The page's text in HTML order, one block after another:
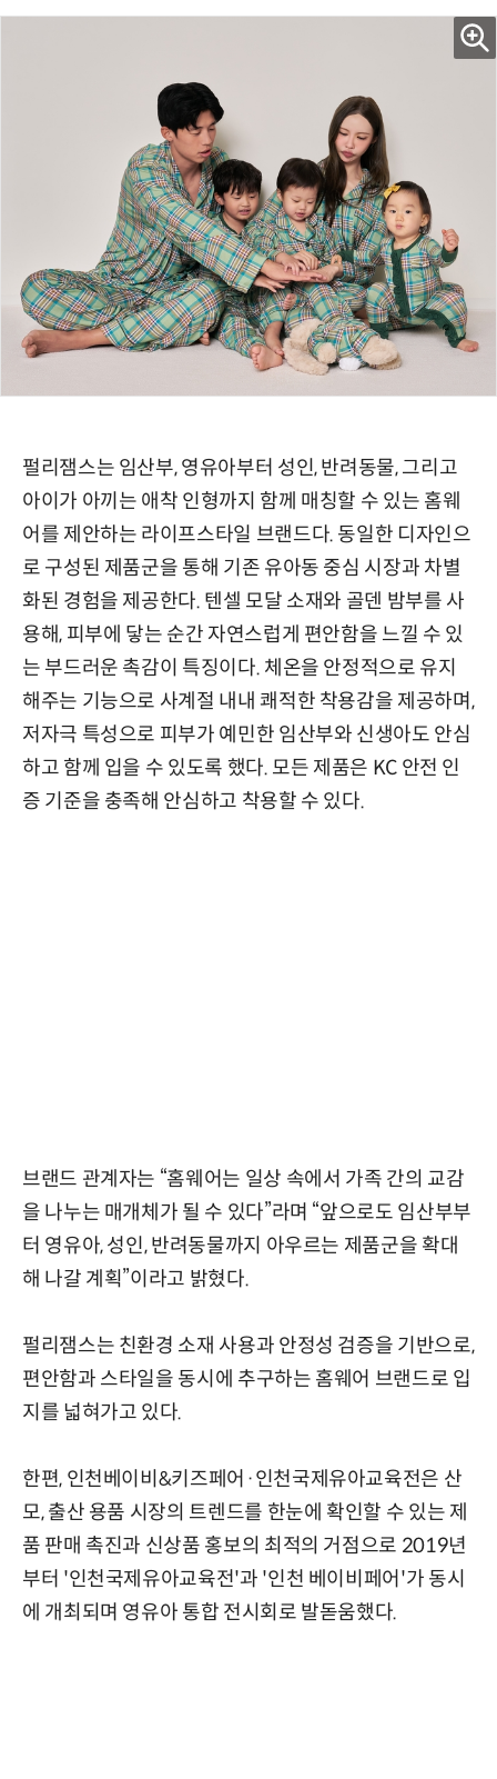
펄리잼스는 임산부, 영유아부터 성인, 반려동물, 그리고
아이가 아끼는 애착 인형까지 함께 매칭할 수 있는 홈웨
어를 제안하는 라이프스타일 브랜드다. 동일한 디자인으
로 구성된 제품군을 통해 기존 유아동 중심 시장과 차별
화된 경험을 제공한다. 텐셀 모달 소재와 골덴 밤부를 사
용해, 피부에 닿는 순간 자연스럽게 편안함을 느낄 수 있
는 부드러운 촉감이 특징이다. 체온을 안정적으로 유지
해주는 기능으로 사계절 내내 쾌적한 착용감을 제공하며,
저자극 특성으로 피부가 예민한 임산부와 신생아도 안심
하고 함께 입을 수 있도록 했다. 모든 제품은 KC 안전 인
증 기준을 충족해 안심하고 착용할 수 있다.
브랜드 관계자는 “홈웨어는 일상 속에서 가족 간의 교감
을 나누는 매개체가 될 수 있다”라며 “앞으로도 임산부부
터 영유아, 성인, 반려동물까지 아우르는 제품군을 확대
해 나갈 계획”이라고 밝혔다.
펄리잼스는 친환경 소재 사용과 안정성 검증을 기반으로,
편안함과 스타일을 동시에 추구하는 홈웨어 브랜드로 입
지를 넓혀가고 있다.
한편, 인천베이비&키즈페어·인천국제유아교육전은 산
모, 출산 용품 시장의 트렌드를 한눈에 확인할 수 있는 제
품 판매 촉진과 신상품 홍보의 최적의 거점으로 2019년
부터 '인천국제유아교육전'과 '인천 베이비페어'가 동시
에 개최되며 영유아 통합 전시회로 발돋움했다.